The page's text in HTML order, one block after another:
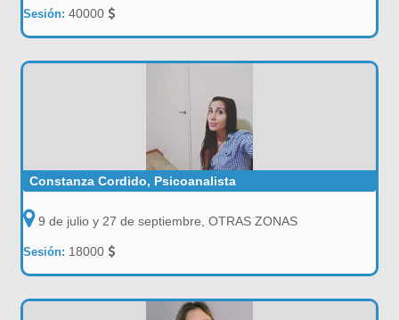
Sesión:40000
Constanza Cordido, Psicoanalista
9 de julio y 27 de septiembre, OTRAS ZONAS
Sesión: 18000